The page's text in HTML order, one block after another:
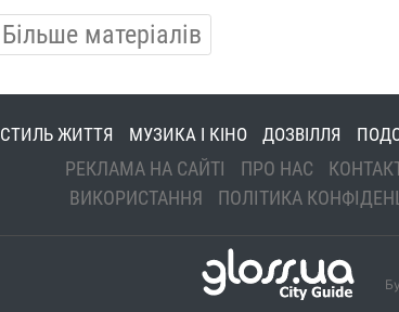
Більше матеріалів
СТИЛЬ ЖИТТЯ МУЗИКА І КІНО ДОЗВІЛЛЯ
РЕКЛАМА НА САЙТІ ПРО НАС
ВИКОРИСТАННЯ
ПОЛІТИКА